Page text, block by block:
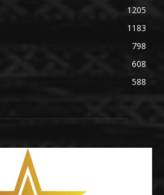
1205
1183
798
608
588